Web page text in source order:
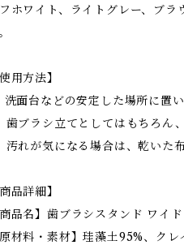
ホワイト、ライトグレー、ブ
使用方法】
洗面台などの安定した場所に置
歯ブラシ立てとしてはもちろん
汚れが気になる場合は、乾いた
商品詳細】
商品名】歯ブラシスタンド ワイド
原材料・素材】珪藻土95%、クレ